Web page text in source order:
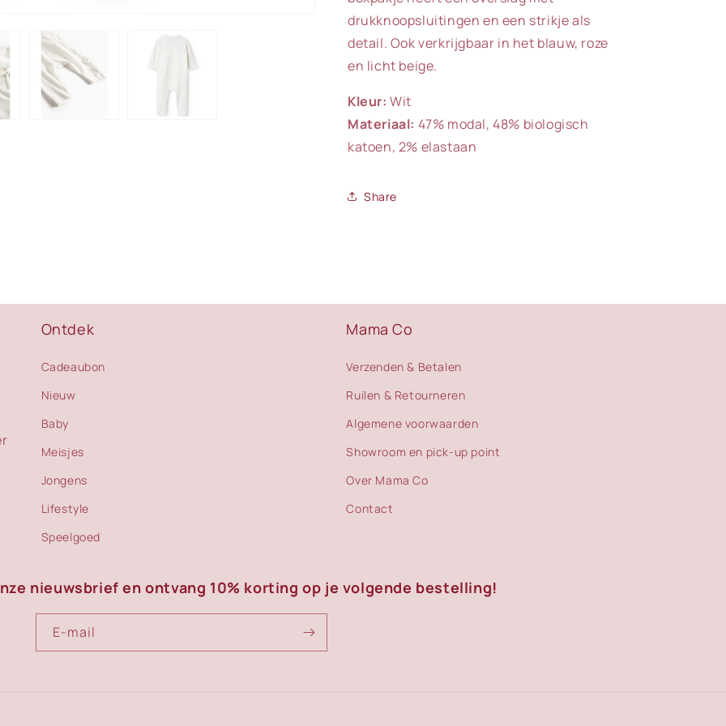
drukknoopsluitingen en een strikje als
detail. Ook verkrijgbaar in het blauw, roze
en licht beige.
Kleur:Wit
Materiaal: 47% modal, 48% biologisch
katoen, 2% elastaan
Share
Ontdek
Cadeaubon
Nieuw
Baby
Meisjes
Jongens
Lifestyle
Speelgoed
Mama Co
Verzenden & Betalen
Ruilen & Retourneren
Algemene voorwaarden
Showroom en pick-up point
Over Mama Co
Contact
nieuwsbrief en ontvang 10% korting op je volgende bestelling!
E‑mail